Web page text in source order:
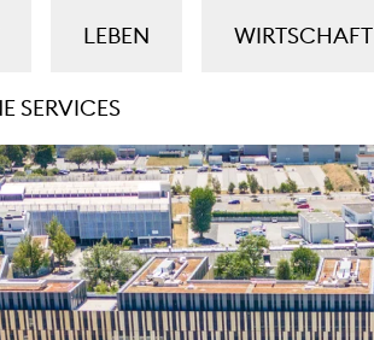
LEBEN WIRTSCHAFT
SERVICES